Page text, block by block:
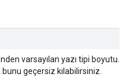
varsayılan yazı tipi boyutu.
geçersiz kılabilirsiniz.